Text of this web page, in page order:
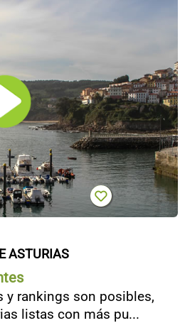
ASTURIAS
y rankings son posibles,
listas con más pu...